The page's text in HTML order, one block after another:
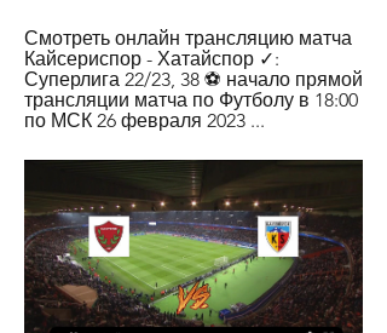
Смотреть онлайн трансляцию матча
Кайсериспор - Хатайспор ✓:
Суперлига 22/23, 38 ⚽ начало прямой
трансляции матча по Футболу в 18:00
по МСК 26 февраля 2023 ...